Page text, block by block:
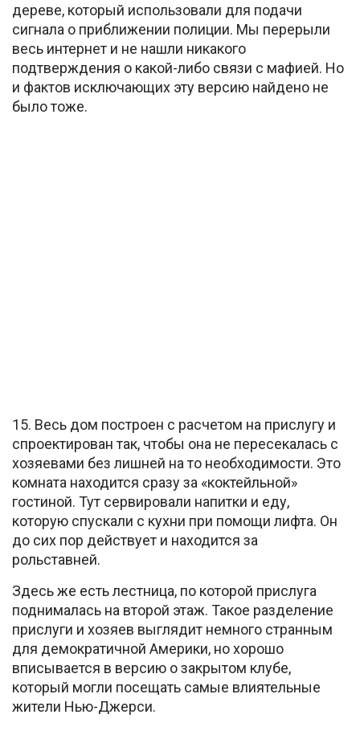
дереве, который использовали для подачи
сигнала о приближении полиции. Мы перерыли
весь интернет и не нашли никакого
подтверждения о какой-либо связи с мафией. Но
и фактов исключающих эту версию найдено не
было тоже.
15. Весь дом построен с расчетом на прислугу и
спроектирован так, чтобы она не пересекалась с
хозяевами без лишней на то необходимости. Это
комната находится сразу за «коктейльной»
гостиной. Тут сервировали напитки и еду,
которую спускали с кухни при помощи лифта. Он
до сих пор действует и находится за
рольставней.
Здесь же есть лестница, по которой прислуга
поднималась на второй этаж. Такое разделение
прислуги и хозяев выглядит немного странным
для демократичной Америки, но хорошо
вписывается в версию о закрытом клубе,
который могли посещать самые влиятельные
жители Нью-Джерси.